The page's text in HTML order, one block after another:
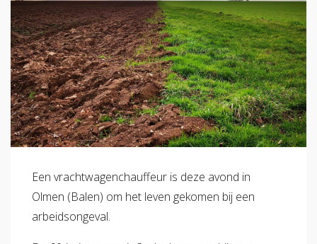
Een vrachtwagenchauffeur is deze avond in
Olmen (Balen) om het leven gekomen bij een
arbeidsongeval.